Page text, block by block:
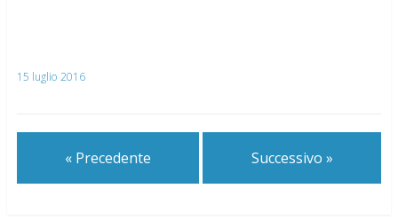
15 luglio 2016
« Precedente Successivo »